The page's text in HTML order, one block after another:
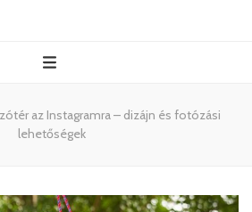
az Instagramra – dizájn és fotózási
lehetőségek